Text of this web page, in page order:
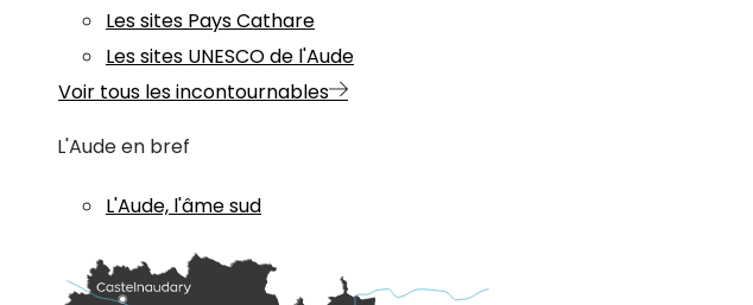
Les sites Pays Cathare
Les sites UNESCO de l'Aude
Voir tous les incontournables
L'Aude en bref
L'Aude, l'âme sud